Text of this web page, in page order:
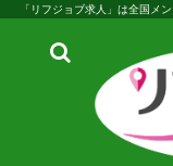
「リフジョブ求人」は全国メ
検